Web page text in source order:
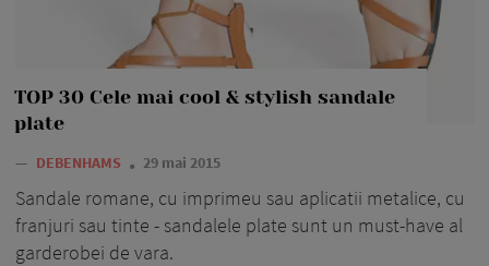
TOP 30 Cele mai cool & stylish sandale
plate
— DEBENHAMS 29 mai 2015
Sandale romane, cu imprimeu sau aplicatii metalice, cu
franjuri sau tinte - sandalele plate sunt un must-have al
garderobei de vara.